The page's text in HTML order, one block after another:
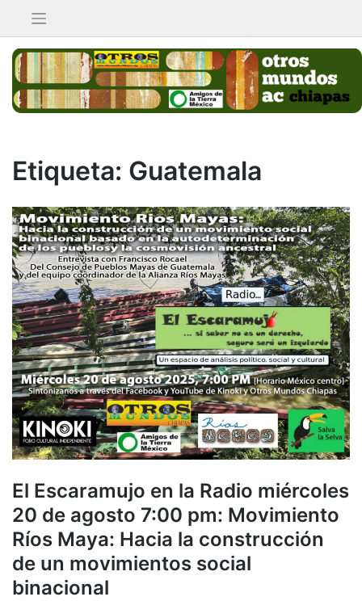
contenido
Etiqueta: Guatemala
El Escaramujo en la Radio miércoles
20 de agosto 7:00 pm: Movimiento
Ríos Maya: Hacia la construcción
de un movimientos social
binacional